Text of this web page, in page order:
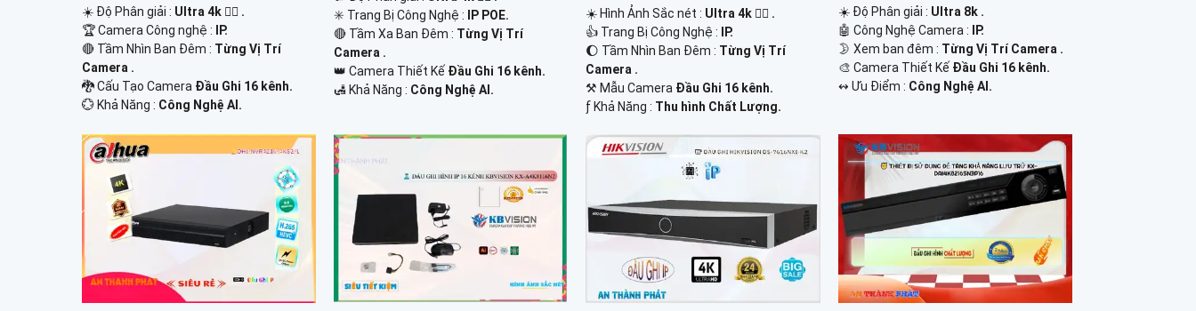
☀️ Độ Phân giải : Ultra 4k 👍🏾 .
🏆 Camera Công nghệ :
IP.
🔴 Tầm Nhìn Ban Đêm : Từng Vị Trí
Camera .
🐉️ Cấu Tạo Camera Đầu Ghi 16 kênh.
️💮 Khả Năng : Công Nghệ AI.
✳️ Trang Bị Công Nghệ :
IP POE.
🔴 Tầm Xa Ban Đêm : Từng Vị Trí
Camera .
👑 Camera Thiết Kế Đầu Ghi 16 kênh.
️🛃 Khả Năng : Công Nghệ AI.
☀️ Hình Ảnh Sắc nét : Ultra 4k 👍🏾 .
👍 Trang Bị Công Nghệ :
IP.
🌔 Tầm Nhìn Ban Đêm : Từng Vị Trí
Camera .
⚒ Mẫu Camera Đầu Ghi 16 kênh.
️ƒ Khả Năng : Thu hình Chất Lượng.
☀️ Độ Phân giải : Ultra 8k .
🤖️ Công Nghệ Camera :
IP.
🌛 Xem ban đêm : Từng Vị Trí Camera .
🎨 Camera Thiết Kế Đầu Ghi 16 kênh.
️↭ Ưu Điểm : Công Nghệ AI.